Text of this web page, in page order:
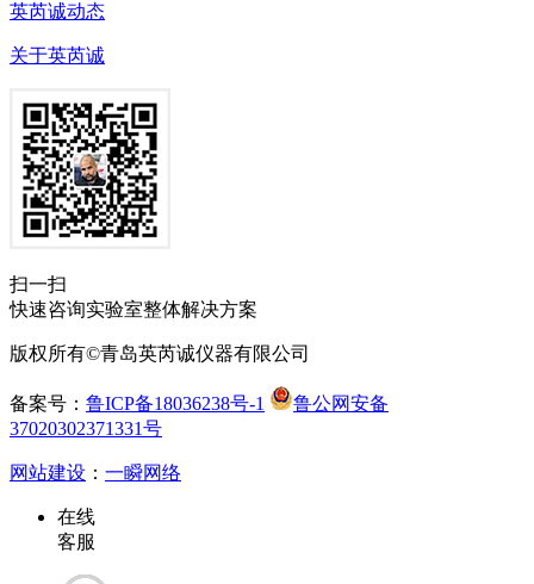
英芮诚动态
关于英芮诚
扫一扫
快速咨询实验室整体解决方案
版权所有©青岛英芮诚仪器有限公司
备案号： 鲁ICP备18036238号-1
鲁公网安备
37020302371331号
网站建设 ： 一瞬网络
在线
客服